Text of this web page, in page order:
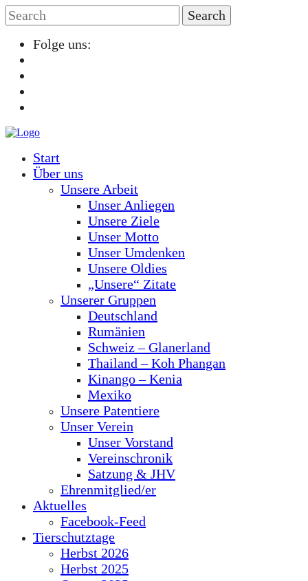
Folge uns:
Start
Über uns
Unsere Arbeit
Unser Anliegen
Unsere Ziele
Unser Motto
Unser Umdenken
Unsere Oldies
„Unsere“ Zitate
Unserer Gruppen
Deutschland
Rumänien
Schweiz – Glanerland
Thailand – Koh Phangan
Kinango – Kenia
Mexiko
Unsere Patentiere
Unser Verein
Unser Vorstand
Vereinschronik
Satzung & JHV
Ehrenmitglied/er
Aktuelles
Facebook-Feed
Tierschutztage
Herbst 2026
Herbst 2025